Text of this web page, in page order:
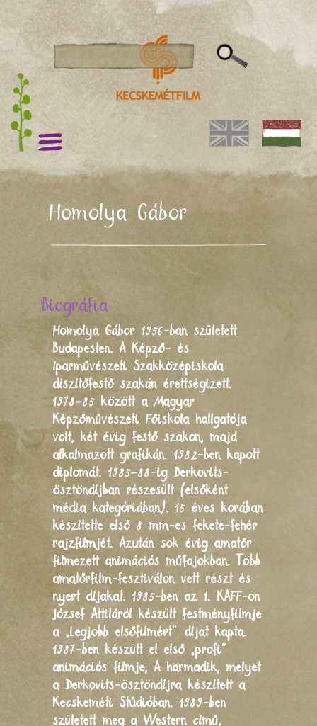
Homolya Gábor
Biográfia
Homolya Gábor 1956-ban született
Budapesten. A Képző- és
Iparművészeti Szakközépiskola
díszítőfestő szakán érettségizett.
1978–85 között a Magyar
Képzőművészeti Főiskola hallgatója
volt, két évig festő szakon, majd
alkalmazott grafikán. 1982-ben kapott
diplomát. 1985–88-ig Derkovits-
ösztöndíjban részesült (elsőként
média kategóriában). 15 éves korában
készítette első 8 mm-es fekete-fehér
rajzfilmjét. Azután sok évig amatőr
filmezett animációs műfajokban. Több
amatőrfilm-fesztiválon vett részt és
nyert díjakat. 1985-ben az 1. KAFF-on
József Attiláról készült festményfilmje
a „Legjobb elsőfilmért” díjat kapta.
1987-ben készült el első „profi”
animációs filmje, A harmadik, melyet
a Derkovits-ösztöndíjra készített a
Kecskeméti Stúdióban. 1989-ben
született meg a Western című,